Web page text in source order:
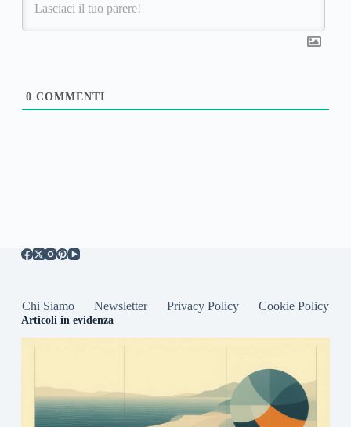
0 COMMENTI
Chi Siamo Newsletter Privacy Policy Cookie Policy
Articoli in evidenza